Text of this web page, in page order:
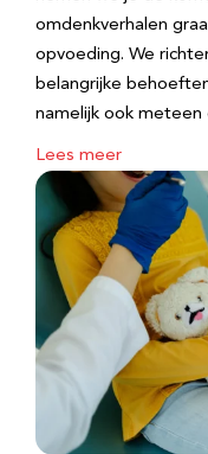
omdenkverhalen
opvoeding. We
belangrijke
namelijk ook
Lees meer